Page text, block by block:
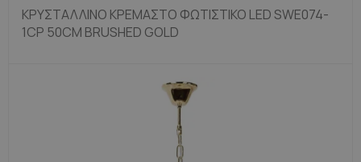
ΚΡΥΣΤΆΛΛΙΝΟ ΚΡΕΜΑΣΤΌ ΦΩΤΙΣΤΙΚΌ LED SWE074-
1CP 50CM BRUSHED GOLD